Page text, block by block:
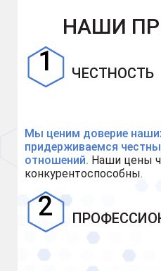
НАШИ
ЧЕСТНОСТЬ
Мы ценим доверие
придерживаемся
отношений. Наши цены
конкурентоспособны.